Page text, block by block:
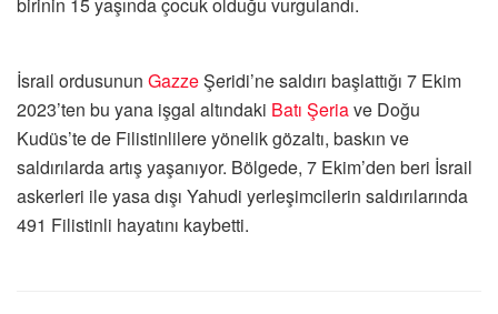
birinin 15 yaşında çocuk olduğu vurgulandı.
İsrail ordusunun GazzeŞeridi’ne saldırı başlattığı 7 Ekim
2023’ten bu yana işgal altındaki Batı Şeriave Doğu
Kudüs’te de Filistinlilere yönelik gözaltı, baskın ve
saldırılarda artış yaşanıyor. Bölgede, 7 Ekim’den beri İsrail
askerleri ile yasa dışı Yahudi yerleşimcilerin saldırılarında
491 Filistinli hayatını kaybetti.